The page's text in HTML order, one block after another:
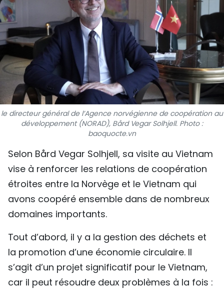
MÉGASTORIE
INFOGRAPHIE
PHOTO
VIDÉO
À PROPOS DU "PEUPLE"
TIẾNG VIỆT
ENGLISH
中文
ESPAÑOL
le directeur général de l’Agence norvégienne de coopération au
développement (NORAD), Bård Vegar Solhjell. Photo :
baoquocte.vn
Selon Bård Vegar Solhjell, sa visite au Vietnam
vise à renforcer les relations de coopération
étroites entre la Norvège et le Vietnam qui
avons coopéré ensemble dans de nombreux
domaines importants.
Tout d’abord, il y a la gestion des déchets et
la promotion d’une économie circulaire. Il
s’agit d’un projet significatif pour le Vietnam,
car il peut résoudre deux problèmes à la fois :